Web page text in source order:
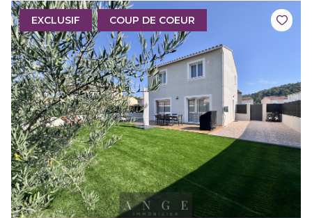
EXCLUSIF COUP DE COEUR